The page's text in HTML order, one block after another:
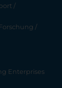
/
/
Enterprises